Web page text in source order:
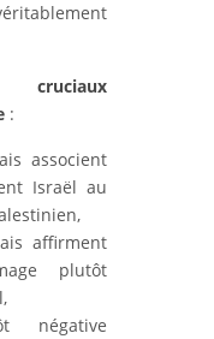
cruciaux
:
associent
Israël au
affirment
plutôt
négative